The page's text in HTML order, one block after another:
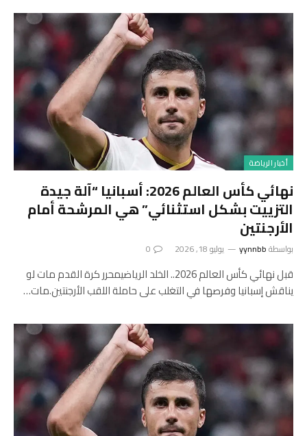
أخبار الرياضة
نهائي كأس العالم 2026: أسبانيا “آلة جيدة
التزييت بشكل استثنائي” هي المرشحة أمام
الأرجنتين
بواسطةyynnbb يوليو 18, 2026 0
قبل نهائي كأس العالم 2026.. الخلد الرياضيمحرر كرة القدم مات لو
يناقش إسبانيا وفرصها في التغلب على حاملة اللقب الأرجنتين.مات…